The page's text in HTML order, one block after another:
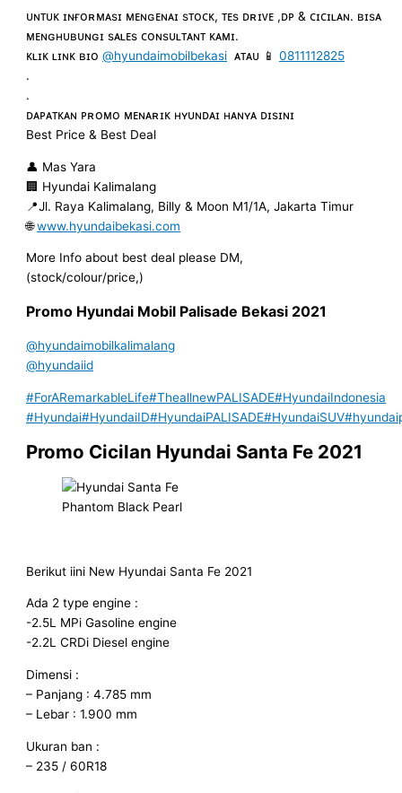
ᴜɴᴛᴜᴋ ɪɴғᴏʀᴍᴀsɪ ᴍᴇɴɢᴇɴᴀɪ sᴛᴏᴄᴋ, ᴛᴇs ᴅʀɪᴠᴇ ,ᴅᴘ & ᴄɪᴄɪʟᴀɴ. ʙɪsᴀ
ᴍᴇɴɢʜᴜʙᴜɴɢɪ sᴀʟᴇs ᴄᴏɴsᴜʟᴛᴀɴᴛ ᴋᴀᴍɪ.
ᴋʟɪᴋ ʟɪɴᴋ ʙɪᴏ@hyundaimobilbekasi ᴀᴛᴀᴜ 📱0811112825
.
.
ᴅᴀᴘᴀᴛᴋᴀɴ ᴘʀᴏᴍᴏ ᴍᴇɴᴀʀɪᴋ ʜʏᴜɴᴅᴀɪ ʜᴀɴʏᴀ ᴅɪsɪɴɪ
Best Price & Best Deal
👤 Mas Yara
🏢 Hyundai Kalimalang
📍Jl. Raya Kalimalang, Billy & Moon M1/1A, Jakarta Timur
🌐www.hyundaibekasi.com
More Info about best deal please DM,
(stock/colour/price,)
Promo Hyundai Mobil Palisade Bekasi 2021
@hyundaimobilkalimalang
@hyundaiid
#ForARemarkableLife#TheallnewPALISADE#HyundaiIndonesia
#Hyundai#HyundaiID#HyundaiPALISADE#HyundaiSUV
Promo Cicilan Hyundai Santa Fe 2021
Phantom Black Pearl
Berikut iini New Hyundai Santa Fe 2021
Ada 2 type engine :
-2.5L MPi Gasoline engine
-2.2L CRDi Diesel engine
Dimensi :
– Panjang : 4.785 mm
– Lebar : 1.900 mm
Ukuran ban :
– 235 / 60R18